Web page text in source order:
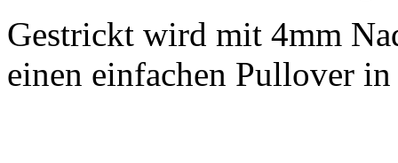
Gestrickt wird mit 4mm
einen einfachen Pullover